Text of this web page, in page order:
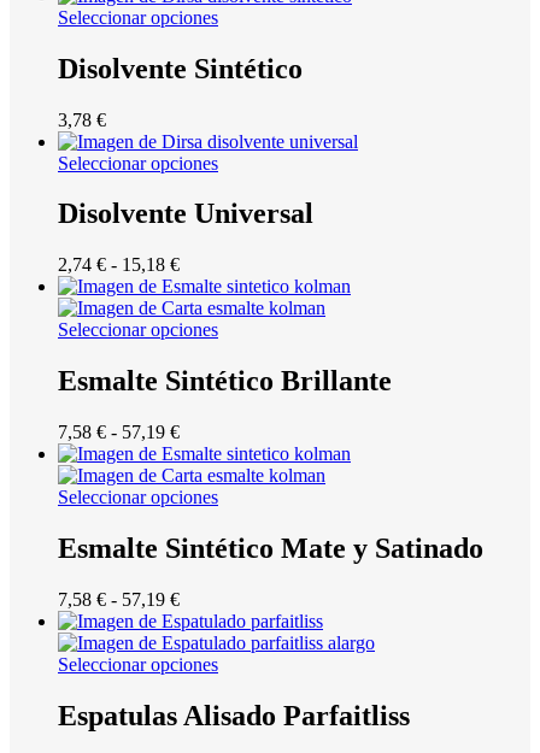
Seleccionar opciones
Disolvente Sintético
3,78 €
Seleccionar opciones
Disolvente Universal
2,74 € - 15,18 €Rango
de
precios:
desde
hasta
15,18 €
Seleccionar opciones
Esmalte Sintético Brillante
7,58 € - 57,19 €Rango
de
precios:
desde
hasta
57,19 €
Seleccionar opciones
Esmalte Sintético Mate y Satinado
7,58 € - 57,19 €Rango
de
precios:
desde
hasta
57,19 €
Seleccionar opciones
Espatulas Alisado Parfaitliss